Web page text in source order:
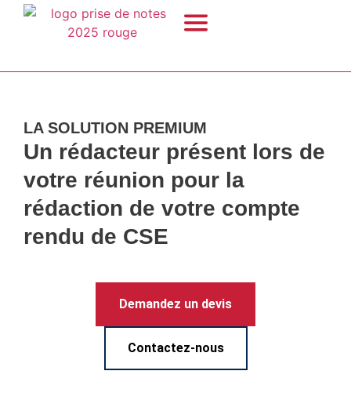
LA SOLUTION PREMIUM
Un rédacteur présent lors de
votre réunion pour la
rédaction de votre compte
rendu de CSE
Demandez un devis
Contactez-nous